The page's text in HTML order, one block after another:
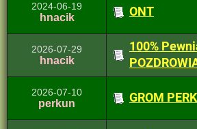
2024-06-19
hnacik ONT
2026-07-29
hnacik
100%
2026-07-10
perkun GROM